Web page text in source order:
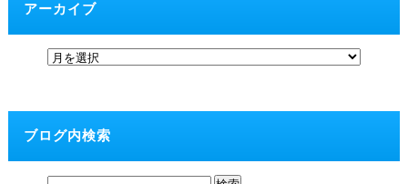
アーカイブ
ブログ内検索